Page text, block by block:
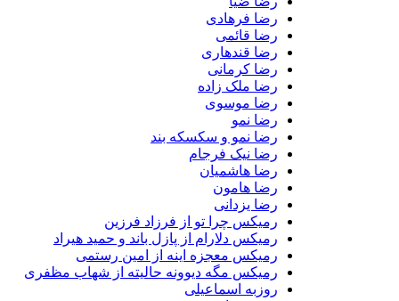
رضا فرهادی
رضا قائمی
رضا قندهاری
رضا کرمانی
رضا ملک زاده
رضا موسوی
رضا نمو
رضا نمو و سکسکه بند
رضا نیک فرجام
رضا هاشمیان
رضا هامون
رضا یزدانی
رمیکس چرا تو از فرزاد فرزین
رمیکس دلارام از پازل باند و حمید هیراد
رمیکس معجزه اینه از امین رستمی
رمیکس مگه دیوونه حالیته از شهاب مظفری
روزبه اسماعیلی